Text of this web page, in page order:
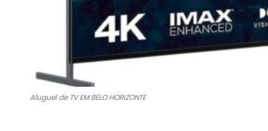
Aluguel de TV EM BELO HORIZONTE